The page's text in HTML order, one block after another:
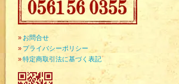
» お問合せ
» プライバシーポリシー
»特定商取引法に基づく表記